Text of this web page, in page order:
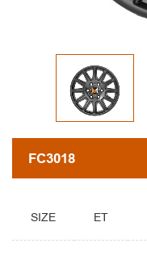
FC3018
SIZE ET